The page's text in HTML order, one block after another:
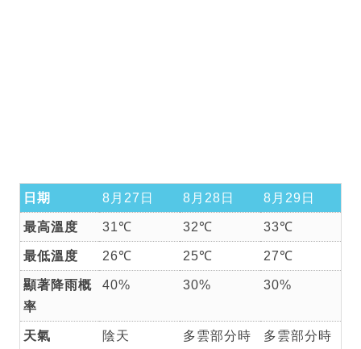
日期 8月27日 8月28日 8月29日
最高溫度 31℃ 32℃ 33℃
最低溫度 26℃ 25℃ 27℃
顯著降雨概
率
40% 30% 30%
天氣 陰天
多雲部分時
多雲部分時